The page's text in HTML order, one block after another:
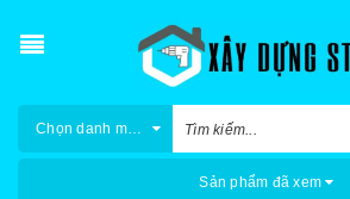
Chọn danh mục
Sản phẩm đã xem